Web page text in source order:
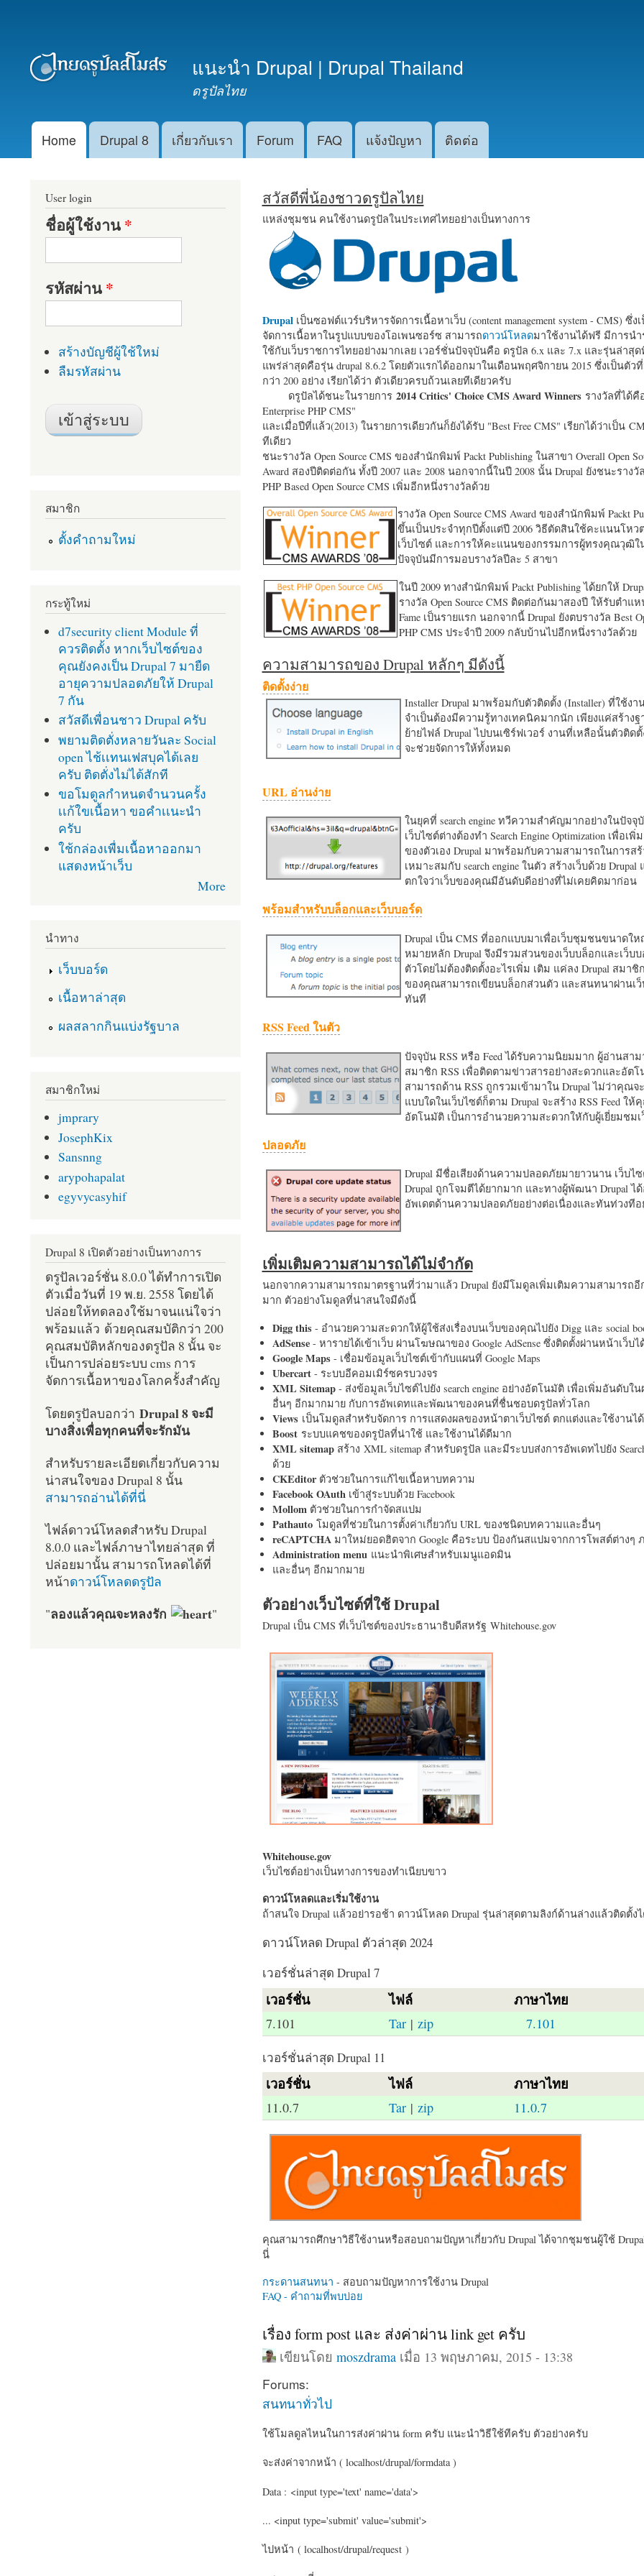
หลัก
แนะนำ Drupal | Drupal Thailand
ดรูปัลไทย
Main menu
Home Drupal 8 เกี่ยวกับเรา Forum FAQ แจ้งปัญหา ติดต่อ
สวัสดีพี่น้องชาวดรูปัลไทย
แหล่งชุมชน คนใช้งานดรูปัลในประเทศไทยอย่างเป็นทางการ
Drupalเป็นซอฟต์แวร์บริหารจัดการเนื้อหาเว็บ (content management system - CMS) ซึ่ง
จัดการเนื้อหาในรูปแบบของโอเพนซอร์ซ สามารถดาวน์โหลดมาใช้งานได้ฟรี มีการน
ใช้กับเว็บราชการไทยอย่างมากเลย เวอร์ชั่นปัจจุบันคือ ดรูปัล 6.x และ 7.x และรุ่นล่าสุด
แพร่ล่าสุดคือรุ่น drupal 8.6.2 โดยตัวแรกได้ออกมาในเดือนพฤศจิกายน 2015 ซึ่งเป็นตั
กว่า 200 อย่าง เรียกได้ว่า ตัวเดียวครบถ้วนเลยทีเดียวครับ
ดรูปัลได้ชนะในรายการ 2014 Critics' Choice CMS Award Winners รางวัลที่ได้คื
Enterprise PHP CMS"
และเมื่อปีที่แล้ว(2013) ในรายการเดียวกันก็ยังได้รับ "Best Free CMS" เรียกได้ว่าเป็น
ทีเดียว
ชนะรางวัล Open Source CMS ของสำนักพิมพ์ Packt Publishing ในสาขา Overall Open
Award สองปีติดต่อกัน ทั้งปี 2007 และ 2008 นอกจากนี้ในปี 2008 นั้น Drupal ยังชนะรางวั
PHP Based Open Source CMS เพิ่มอีกหนึ่งรางวัลด้วย
รางวัล Open Source CMS Award ของสำนักพิมพ์ Packt
ขึ้นเป็นประจำทุกปีตั้งแต่ปี 2006 วิธีตัดสินใช้คะแนนโหว
เว็บไซต์ และการให้คะแนนของกรรมการผู้ทรงคุณวุฒิใ
ปัจจุบันมีการมอบรางวัลปีละ 5 สาขา
ในปี 2009 ทางสำนักพิมพ์ Packt Publishing ได้ยกให้
รางวัล Open Source CMS ติดต่อกันมาสองปี ให้รับตำแ
Fame เป็นรายแรก นอกจากนี้ Drupal ยังตบรางวัล Best
PHP CMS ประจำปี 2009 กลับบ้านไปอีกหนึ่งรางวัลด้วย
ความสามารถของ Drupal หลักๆ มีดังนี้
ติดตั้งง่าย
Installer Drupal มาพร้อมกับตัวติดตั้ง (Installer) ที่ใช้งา
จำเป็นต้องมีความรู้ทางเทคนิคมากนัก เพียงแค่สร้าง
ย้ายไฟล์ Drupal ไปบนเซิร์ฟเวอร์ งานที่เหลือนั้นตัวติดตั้
จะช่วยจัดการให้ทั้งหมด
URL อ่านง่าย
ในยุคที่ search engine ทวีความสำคัญมากอย่างในปัจจุ
เว็บไซต์ต่างต้องทำ Search Engine Optimization เพื่อเ
ของตัวเอง Drupal มาพร้อมกับความสามารถในการสร้
เหมาะสมกับ search engine ในตัว สร้างเว็บด้วย
ตกใจว่าเว็บของคุณมีอันดับดีอย่างที่ไม่เคยคิดมาก่อน
พร้อมสำหรับบล็อกและเว็บบอร์ด
Drupal เป็น CMS ที่ออกแบบมาเพื่อเว็บชุมชนขนาดให
หมายหลัก Drupal จึงมีรวมส่วนของเว็บบล็อกและเว็บ
ตัวโดยไม่ต้องติดตั้งอะไรเพิ่ม เติม แค่ลง Drupal สมาชิ
ของคุณสามารถเขียนบล็อกส่วนตัว และสนทนาผ่านเว็
ทันที
RSS Feed ในตัว
ปัจจุบัน RSS หรือ Feed ได้รับความนิยมมาก ผู้อ่านสา
สมาชิก RSS เพื่อติดตามข่าวสารอย่างสะดวกและอัต
สามารถด้าน RSS ถูกรวมเข้ามาใน Drupal ไม่ว่าคุณจ
แบบใดในเว็บไซต์ก็ตาม Drupal จะสร้าง RSS Feed ให้
อัตโนมัติ เป็นการอำนวยความสะดวกใหักับผู้เยี่ยมชม
ปลอดภัย
Drupal มีชื่อเสียงด้านความปลอดภัยมายาวนาน เว็บไ
Drupal ถูกโจมตีได้ยากมาก และทางผู้พัฒนา Drupal ไ
อัพเดตด้านความปลอดภัยอย่างต่อเนื่องและทันท่วงทีอ
เพิ่มเติมความสามารถได้ไม่จำกัด
นอกจากความสามารถมาตรฐานที่ว่ามาแล้ว Drupal ยังมีโมดูลเพิ่มเติมความสามารถอี
มาก ตัวอย่างโมดูลที่น่าสนใจมีดังนี้
Digg this- อำนวยความสะดวกให้ผู้ใช้ส่งเรื่องบนเว็บของคุณไปยัง Digg และ social
AdSense- หารายได้เข้าเว็บ ผ่านโฆษณาของ Google AdSense ซึ่งติดตั้งผ่านหน้าเว็บไ
Google Maps- เชื่อมข้อมูลเว็บไซต์เข้ากับแผนที่ Google Maps
Ubercart- ระบบอีคอมเมิร์ซครบวงจร
XML Sitemap- ส่งข้อมูลเว็บไซต์ไปยัง search engine อย่างอัตโนมัติ เพื่อเพิ่มอันดับใ
อื่นๆ อีกมากมาย กับการอัพเดทและพัฒนาของคนที่ชื่นชอบดรูปัลทั่วโลก
Views เป็นโมดูลสำหรับจัดการ การแสดงผลของหน้าตาเว็บไซต์ ตกแต่งและใช้งานไ
Boost ระบบแคชของดรูปัลที่น่าใช้ และใช้งานได้ดีมาก
XML sitemapสร้าง XML sitemap สำหรับดรูปัล และมีระบบส่งการอัพเดทไปยัง
ด้วย
CKEditorตัวช่วยในการแก้ไขเนื้อหาบทความ
Facebook OAuth เข้าสู่ระบบด้วย Facebook
Mollom ตัวช่วยในการกำจัดสแปม
Pathautoโมดูลที่ช่วยในการตั้งค่าเกี่ยวกับ URL ของชนิดบทความและอื่นๆ
reCAPTCHA มาใหม่ยอดฮิตจาก Google คือระบบ ป้องกันสแปมจากการโพสต์ต่างๆ
Administration menu แนะนำพิเศษสำหรับเมนูแอดมิน
และอื่นๆ อีกมากมาย
ตัวอย่างเว็บไซต์ที่ใช้ Drupal
Drupal เป็น CMS ที่เว็บไซต์ของประธานาธิบดีสหรัฐ Whitehouse.gov
Whitehouse.gov
เว็บไซต์อย่างเป็นทางการของทำเนียบขาว
ดาวน์โหลดและเริ่มใช้งาน
ถ้าสนใจ Drupal แล้วอย่ารอช้า ดาวน์โหลด Drupal รุ่นล่าสุดตามลิงก์ด้านล่างแล้วติดตั้ง
ดาวน์โหลด Drupal ตัวล่าสุด 2024
เวอร์ชั่นล่าสุด Drupal 7
เวอร์ชั่น ไฟล์ ภาษาไทย
7.101 Tar| zip 7.101
เวอร์ชั่นล่าสุด Drupal 11
เวอร์ชั่น ไฟล์ ภาษาไทย
11.0.7 Tar| zip 11.0.7
คุณสามารถศึกษาวิธีใช้งานหรือสอบถามปัญหาเกี่ยวกับ Drupal ได้จากชุมชนผู้ใช้
นี่
กระดานสนทนา - สอบถามปัญหาการใช้งาน Drupal
FAQ - คำถามที่พบบ่อย
เรื่อง form post และ ส่งค่าผ่าน link get ครับ
เขียนโดย moszdramaเมื่อ 13 พฤษภาคม, 2015 - 13:38
Forums:
สนทนาทั่วไป
ใช้โมลดูลไหนในการส่งค่าผ่าน form ครับ แนะนำวิธีใช้ทีครับ ตัวอย่างครับ
จะส่งค่าจากหน้า ( localhost/drupal/formdata )
Data : <input type='text' name='data'>
... <input type='submit' value='submit'>
ไปหน้า ( localhost/drupal/request )
User login
ชื่อผู้ใช้งาน*
รหัสผ่าน*
สร้างบัญชีผู้ใช้ใหม่
ลืมรหัสผ่าน
สมาชิก
ตั้งคำถามใหม่
กระทู้ใหม่
d7security client Module ที่
ควรติดตั้ง หากเว็บไซต์ของ
คุณยังคงเป็น Drupal 7 มายืด
อายุความปลอดภัยให้ Drupal
7 กัน
สวัสดีเพื่อนชาว Drupal ครับ
พยามติดตั่งหลายวันละ Social
open ไช้เเทนเฟสบุคได้เลย
ครับ ติดตั่งไม่ได้สักที
ขอโมดูลกำหนดจำนวนครั้ง
เเก้ใขเนื้อหา ขอคำเเนะนำ
ครับ
ใช้กล่องเพื่มเนื้อหาออกมา
แสดงหน้าเว็บ
More
นำทาง
เว็บบอร์ด
เนื้อหาล่าสุด
ผลสลากกินแบ่งรัฐบาล
สมาชิกใหม่
jmprary
JosephKix
Sansnng
arypohapalat
egyvycasyhif
Drupal 8 เปิดตัวอย่างเป็นทางการ
ดรูปัลเวอร์ชั่น 8.0.0 ได้ทำการเปิด
ตัวเมื่อวันที่ 19 พ.ย. 2558 โดยได้
ปล่อยให้ทดลองใช้มาจนแน่ใจว่า
พร้อมแล้ว ด้วยคุณสมบัติกว่า 200
คุณสมบัติหลักของดรูปัล 8 นั้น จะ
เป็นการปล่อยระบบ cms การ
จัดการเนื้อหาของโลกครั้งสำคัญ
โดยดรูปัลบอกว่า Drupal 8 จะมี
บางสิ่งเพื่อทุกคนที่จะรักมัน
สำหรับรายละเอียดเกี่ยวกับความ
น่าสนใจของ Drupal 8 นั้น
สามารถอ่านได้ที่นี่
ไฟล์ดาวน์โหลดสำหรับ Drupal
8.0.0 และไฟล์ภาษาไทยล่าสุด ที่
ปล่อยมานั้น สามารถโหลดได้ที่
หน้าดาวน์โหลดดรูปัล
"ลองแล้วคุณจะหลงรัก "